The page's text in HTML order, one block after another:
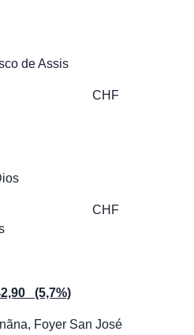
de Assis
CHF
CHF
(5,7%)
Foyer San José